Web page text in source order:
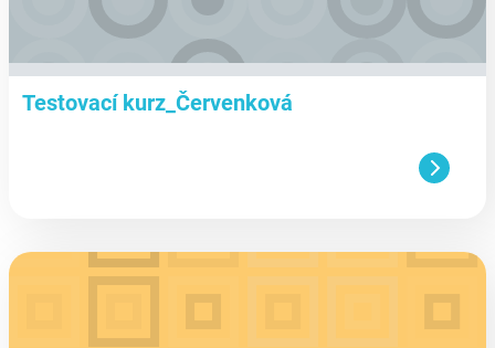
Testovací kurz_Červenková
aa